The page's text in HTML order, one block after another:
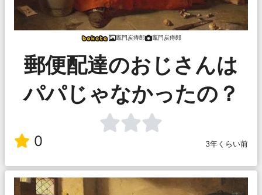
竈門炭痔郎 竈門炭痔郎
郵便配達のおじさんは
パパじゃなかったの？
0 3年くらい前